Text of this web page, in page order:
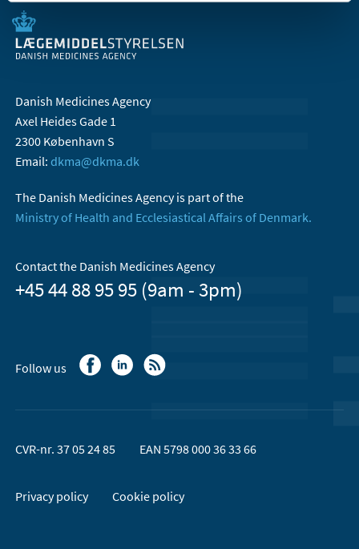
Danish Medicines Agency
Axel Heides Gade 1
2300 København S
Email: dkma@dkma.dk
The Danish Medicines Agency is part of the
Ministry of Health and Ecclesiastical Affairs of Denmark.
Contact the Danish Medicines Agency
+45 44 88 95 95 (9am - 3pm)
Follow us
CVR-nr. 37 05 24 85 EAN 5798 000 36 33 66
Privacy policy Cookie policy